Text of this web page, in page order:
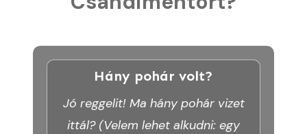
Hány pohár volt?
Jó reggelit! Ma hány pohár vizet
ittál? (Velem lehet alkudni: egy